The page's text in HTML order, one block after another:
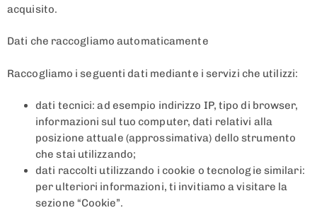
acquisito.
Dati che raccogliamo automaticamente
Raccogliamo i seguenti dati mediante i servizi che utilizzi:
dati tecnici: ad esempio indirizzo IP, tipo di browser,
informazioni sul tuo computer, dati relativi alla
posizione attuale (approssimativa) dello strumento
che stai utilizzando;
dati raccolti utilizzando i cookie o tecnologie similari:
per ulteriori informazioni, ti invitiamo a visitare la
sezione “Cookie”.